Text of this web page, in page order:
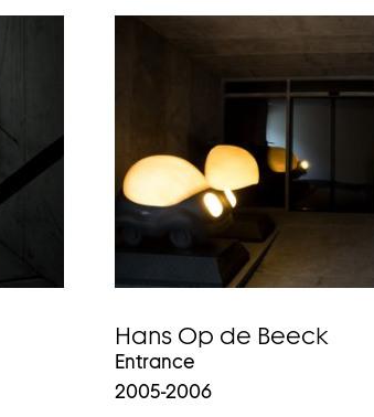
Hans Op de Beeck
Entrance
2005-2006